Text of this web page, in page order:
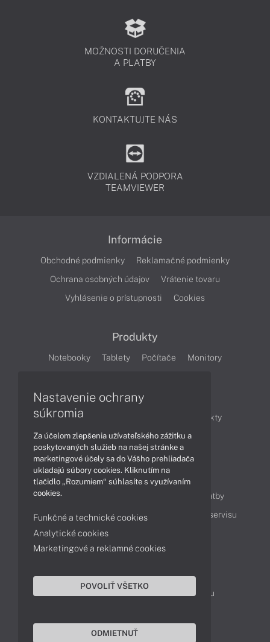
MOŽNOSTI DORUČENIA
A PLATBY
KONTAKTUJTE NÁS
VZDIALENÁ PODPORA
TEAMVIEWER
Informácie
Obchodné podmienky
Reklamačné podmienky
Ochrana osobných údajov
Vrátenie tovaru
Vyhlásenie o prístupnosti
Cookies
Produkty
Notebooky Tablety Počítače Monitory
Články
Obchodné informácie
Produkty
Technológie
Videá
Obsah
Ako nakupovať
Možnosti doručenia a platby
Podpora a servis
Servisné služby Cenník servisu
Kontakty
043 4224 771
Obchodné oddelenie
Reklamácia tovaru
Nastavenie ochrany
súkromia
Za účelom zlepšenia užívateľského zážitku a
poskytovaných služieb na našej stránke a
marketingové účely sa do Vášho prehliadača
ukladajú súbory cookies. Kliknutím na
tlačidlo „Rozumiem“ súhlasíte s využívaním
cookies.
Funkčné a technické cookies
Analytické cookies
Marketingové a reklamné cookies
POVOLIŤ VŠETKO
ODMIETNUŤ